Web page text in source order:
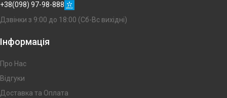
+38(098) 97-98-888
Дзвінки з 9:00 до 18:00 (Сб-Вс вихідні)
Інформація
Про Нас
Відгуки
Доставка та Оплата